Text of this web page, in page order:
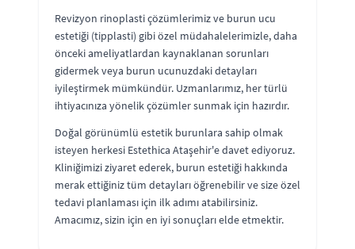
Revizyon rinoplasti çözümlerimiz ve burun ucu
estetiği (tipplasti) gibi özel müdahalelerimizle, daha
önceki ameliyatlardan kaynaklanan sorunları
gidermek veya burun ucunuzdaki detayları
iyileştirmek mümkündür. Uzmanlarımız, her türlü
ihtiyacınıza yönelik çözümler sunmak için hazırdır.
Doğal görünümlü estetik burunlara sahip olmak
isteyen herkesi Estethica Ataşehir'e davet ediyoruz.
Kliniğimizi ziyaret ederek, burun estetiği hakkında
merak ettiğiniz tüm detayları öğrenebilir ve size özel
tedavi planlaması için ilk adımı atabilirsiniz.
Amacımız, sizin için en iyi sonuçları elde etmektir.